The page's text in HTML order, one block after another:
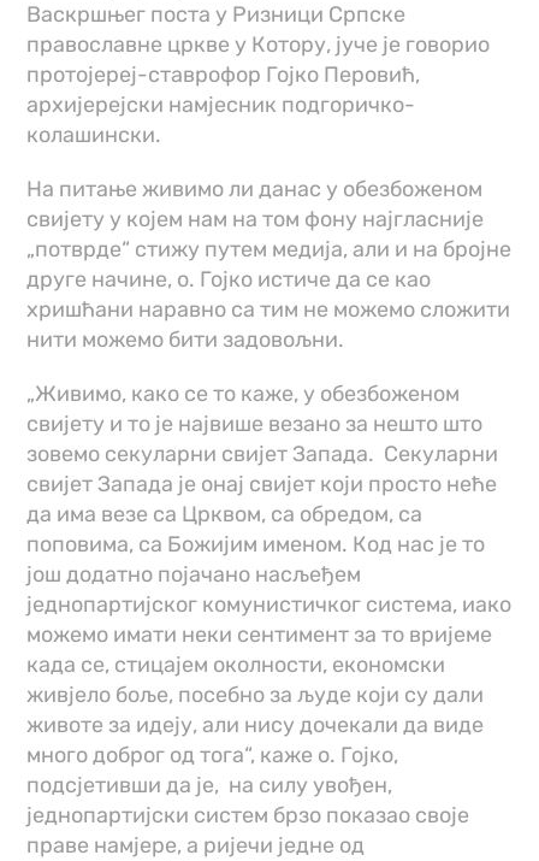
Васкршњег поста у Ризници Српске
православне цркве у Котору, јуче је говорио
протојереј-ставрофор Гојко Перовић,
архијерејски намјесник подгоричко-
колашински.
На питање живимо ли данас у обезбоженом
свијету у којем нам на том фону најгласније
„потврде“ стижу путем медија, али и на бројне
друге начине, о. Гојко истиче да се као
хришћани наравно са тим не можемо сложити
нити можемо бити задовољни.
„Живимо, како се то каже, у обезбоженом
свијету и то је највише везано за нешто што
зовемо секуларни свијет Запада. Секуларни
свијет Запада је онај свијет који просто неће
да има везе са Црквом, са обредом, са
поповима, са Божијим именом. Код нас је то
још додатно појачано насљеђем
једнопартијског комунистичког система, иако
можемо имати неки сентимент за то вријеме
када се, стицајем околности, економски
живјело боље, посебно за људе који су дали
животе за идеју, али нису дочекали да виде
много доброг од тога“, каже о. Гојко,
подсјетивши да је, на силу увођен,
једнопартијски систем брзо показао своје
праве намјере, а ријечи једне од